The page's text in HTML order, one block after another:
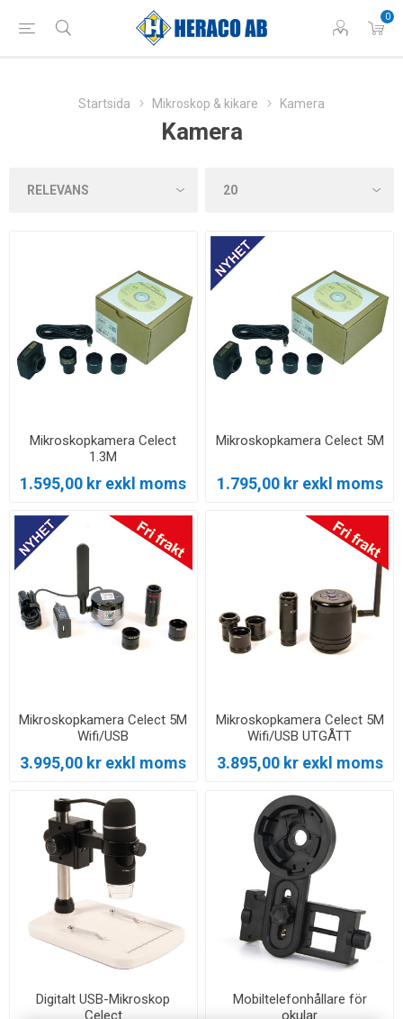
0
Startsida Mikroskop & kikare Kamera
Kamera
Mikroskopkamera Celect
1.3M
1.595,00 kr exkl moms
Mikroskopkamera Celect 5M
1.795,00 kr exkl moms
Mikroskopkamera Celect 5M
Wifi/USB
3.995,00 kr exkl moms
Mikroskopkamera Celect 5M
Wifi/USB UTGÅTT
3.895,00 kr exkl moms
Digitalt USB-Mikroskop
Celect
Mobiltelefonhållare för
okular